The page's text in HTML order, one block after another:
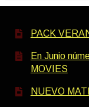
PACK
En Junio
MOVIES
NUEVO